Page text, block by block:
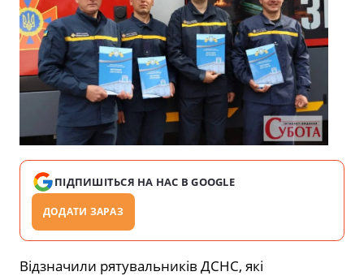
ПІДПИШІТЬСЯ НА НАС В GOOGLE
ДОДАТИ ЗАРАЗ
Відзначили рятувальників ДСНС, які